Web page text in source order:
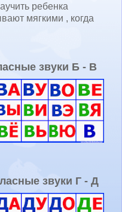
ребенка
мягкими , когда
звуки Б - В
звуки Г - Д